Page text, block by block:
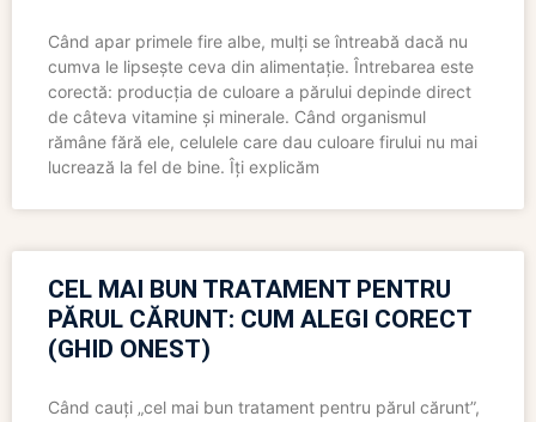
Când apar primele fire albe, mulți se întreabă dacă nu
cumva le lipsește ceva din alimentație. Întrebarea este
corectă: producția de culoare a părului depinde direct
de câteva vitamine și minerale. Când organismul
rămâne fără ele, celulele care dau culoare firului nu mai
lucrează la fel de bine. Îți explicăm
CEL MAI BUN TRATAMENT PENTRU
PĂRUL CĂRUNT: CUM ALEGI CORECT
(GHID ONEST)
Când cauți „cel mai bun tratament pentru părul cărunt”,